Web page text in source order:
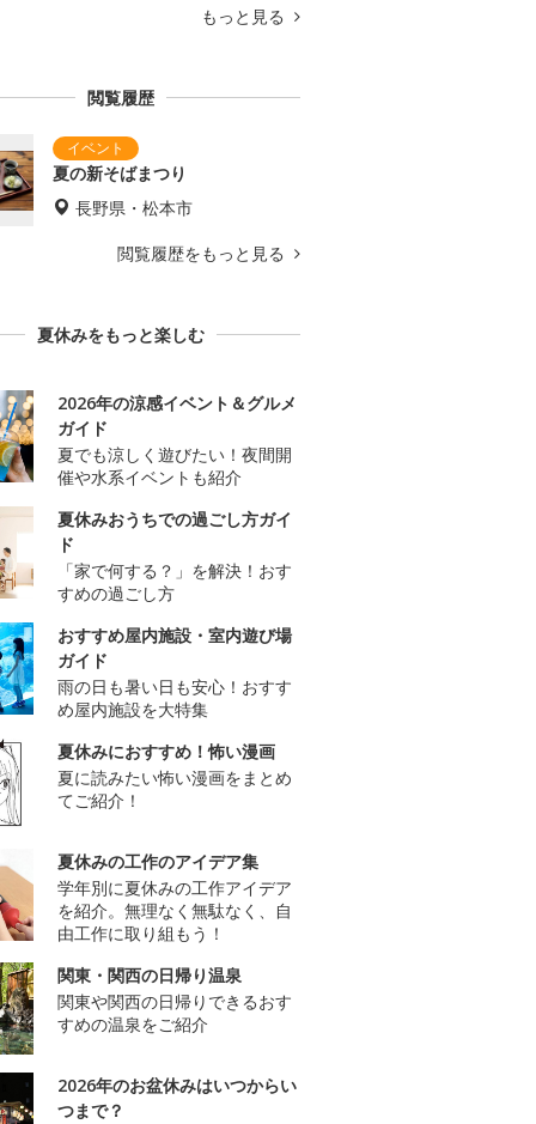
もっと見る
閲覧履歴
夏の新そばまつり
長野県・松本市
閲覧履歴をもっと見る
夏休みをもっと楽しむ
2026年の涼感イベント＆グルメ
ガイド
夏でも涼しく遊びたい！夜間開
催や水系イベントも紹介
夏休みおうちでの過ごし方ガイ
ド
「家で何する？」を解決！おす
すめの過ごし方
おすすめ屋内施設・室内遊び場
ガイド
雨の日も暑い日も安心！おすす
め屋内施設を大特集
夏休みにおすすめ！怖い漫画
夏に読みたい怖い漫画をまとめ
てご紹介！
夏休みの工作のアイデア集
学年別に夏休みの工作アイデア
を紹介。無理なく無駄なく、自
由工作に取り組もう！
関東・関西の日帰り温泉
関東や関西の日帰りできるおす
すめの温泉をご紹介
2026年のお盆休みはいつからい
つまで？